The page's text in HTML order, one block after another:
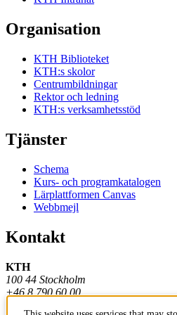
Organisation
KTH Biblioteket
KTH:s skolor
Centrumbildningar
Rektor och ledning
KTH:s verksamhetsstöd
Tjänster
Schema
Kurs- och programkatalogen
Lärplattformen Canvas
Webbmejl
Kontakt
KTH
100 44 Stockholm
+46 8 790 60 00